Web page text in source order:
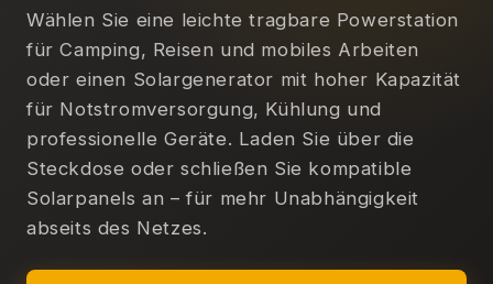
Wählen Sie eine leichte tragbare Powerstation
für Camping, Reisen und mobiles Arbeiten
oder einen Solargenerator mit hoher Kapazität
für Notstromversorgung, Kühlung und
professionelle Geräte. Laden Sie über die
Steckdose oder schließen Sie kompatible
Solarpanels an – für mehr Unabhängigkeit
abseits des Netzes.